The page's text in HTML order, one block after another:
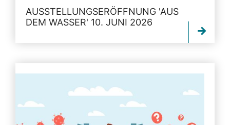
AUSSTELLUNGSERÖFFNUNG 'AUS
DEM WASSER' 10. JUNI 2026